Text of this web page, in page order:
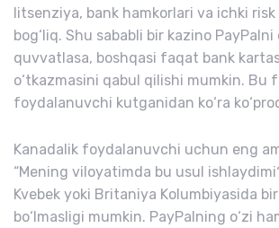
litsenziya, bank hamkorlari va ichki
bog‘liq. Shu sababli bir kazino PayPalni
quvvatlasa, boshqasi faqat bank
o‘tkazmasini qabul qilishi mumkin. Bu
foydalanuvchi kutganidan ko‘ra
Kanadalik foydalanuvchi uchun eng
“Mening viloyatimda bu usul
Kvebek yoki Britaniya Kolumbiyasida
bo‘lmasligi mumkin. PayPalning o‘zi